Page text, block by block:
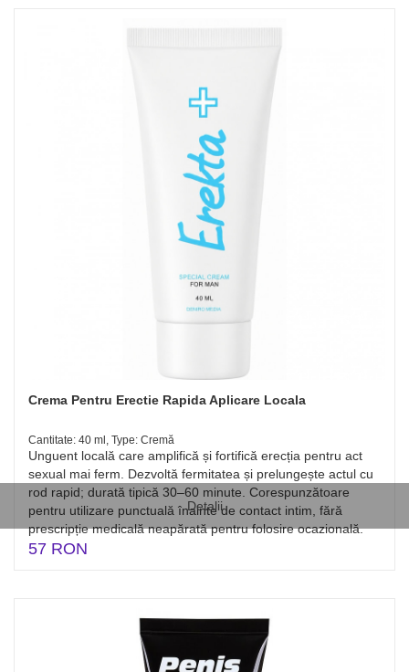
Detalii
Crema Pentru Erectie Rapida Aplicare Locala
Cantitate: 40 ml, Type: Cremă
Unguent locală care amplifică și fortifică erecția pentru act
sexual mai ferm. Dezvoltă fermitatea și prelungește actul cu
rod rapid; durată tipică 30–60 minute. Corespunzătoare
pentru utilizare punctuală înainte de contact intim, fără
prescripție medicală neapărată pentru folosire ocazională.
57 RON